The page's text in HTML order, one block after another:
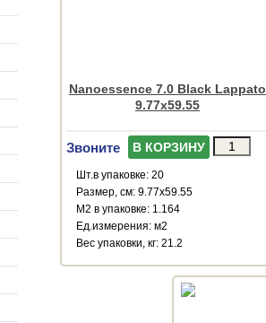
Nanoessence 7.0 Black Lappato
9.77x59.55
Звоните В КОРЗИНУ
Шт.в упаковке: 20
Размер, см: 9.77x59.55
М2 в упаковке: 1.164
Ед.измерения: м2
Веc упаковки, кг: 21.2